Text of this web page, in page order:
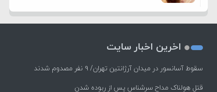
اخرین اخبار سایت
سقوط آسانسور در میدان آرژانتین تهران/ ۹ نفر مصدوم شدند
قتل هولناک مداح سرشناس پس از ربوده شدن